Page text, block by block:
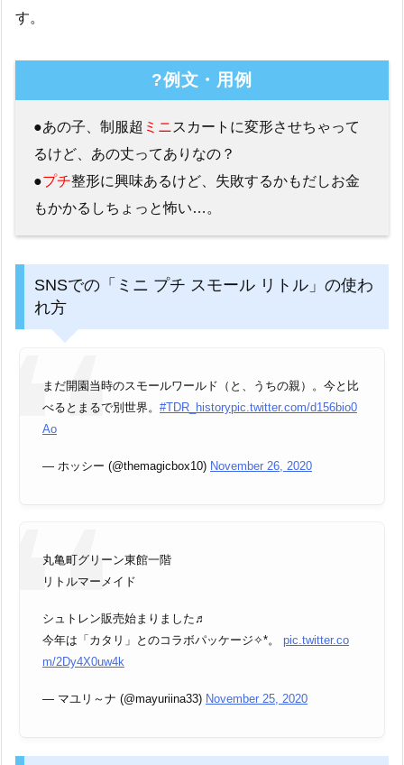
す。
?例文・用例
●あの子、制服超 ミニスカートに変形させちゃって
るけど、あの丈ってありなの？
●プチ整形に興味あるけど、失敗するかもだしお金
もかかるしちょっと怖い…。
SNSでの「ミニ プチ スモール リトル」の使わ
れ方
まだ開園当時のスモールワールド（と、うちの親）。今と比
べるとまるで別世界。 #TDR_historypic.twitter.com/d156bio0
Ao
— ホッシー (@themagicbox10) November 26, 2020
丸亀町グリーン東館一階
リトルマーメイド
シュトレン販売始まりました♬
今年は「カタリ」とのコラボパッケージ✧*。 pic.twitter.co
m/2Dy4X0uw4k
— マユリ～ナ (@mayuriina33) November 25, 2020